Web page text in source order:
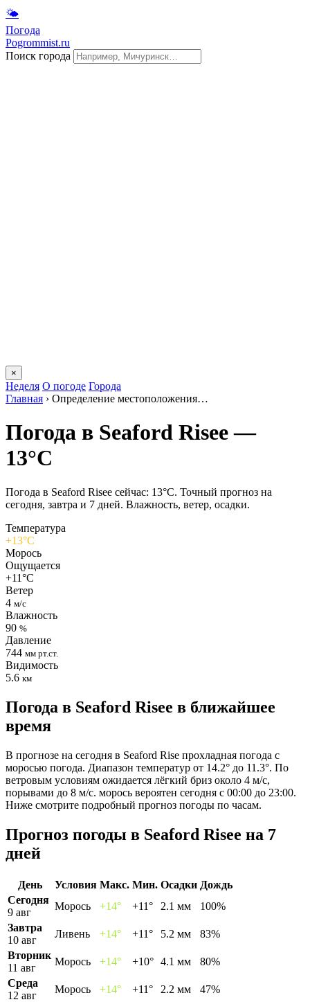
🌤
Погода
Pogrommist.ru
Поиск города
×
Неделя О погоде Города
Главная › Определение местоположения…
Погода в Seaford Riseе —
13°C
Погода в Seaford Riseе сейчас: 13°C. Точный прогноз на
сегодня, завтра и 7 дней. Влажность, ветер, осадки.
Температура
+13°C
Морось
Ощущается
+11°C
Ветер
4 м/с
Влажность
90 %
Давление
744 мм рт.ст.
Видимость
5.6 км
Погода в Seaford Riseе в ближайшее
время
В прогнозе на сегодня в Seaford Rise прохладная погода с
моросью погода. Диапазон температур от 14.2° до 11.3°. По
ветровым условиям ожидается лёгкий бриз около 4 м/с,
порывами до 8 м/с. морось вероятен сегодня с 00:00 до 23:00.
Ниже смотрите подробный прогноз погоды по часам.
Прогноз погоды в Seaford Riseе на 7
дней
День Условия Макс. Мин. Осадки Дождь
Сегодня
9 авг
Морось +14° +11° 2.1 мм
100%
Завтра
10 авг
Ливень +14° +11° 5.2 мм
83%
Вторник
11 авг
Морось +14° +10° 4.1 мм
80%
Среда
12 авг
Морось +14° +11° 2.2 мм
47%